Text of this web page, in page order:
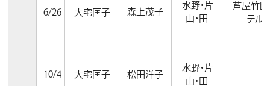
6/26 大宅匡子 森上茂子
水野・片
山・田
芦屋竹
テル
10/4 大宅匡子 松田洋子
水野・片
山・田